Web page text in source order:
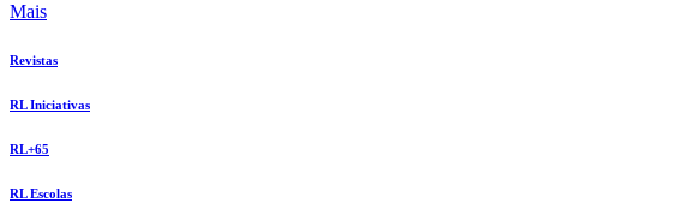
Mais
Revistas
RL Iniciativas
RL+65
RL Escolas